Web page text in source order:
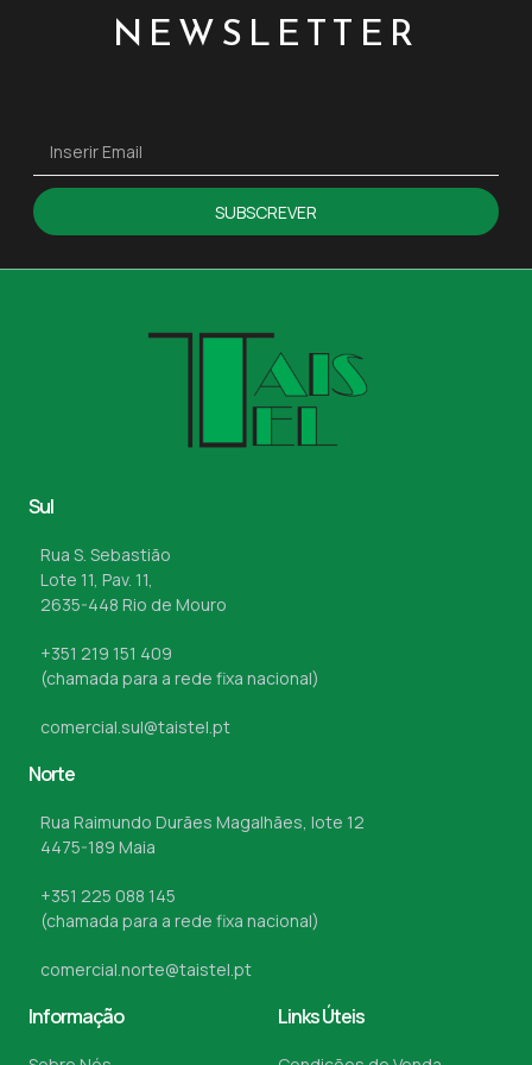
NEWSLETTER
SUBSCREVER
Sul
Rua S. Sebastião
Lote 11, Pav. 11,
2635-448 Rio de Mouro
+351 219 151 409
(chamada para a rede fixa nacional)
comercial.sul@taistel.pt
Norte
Rua Raimundo Durães Magalhães, lote 12
4475-189 Maia
+351 225 088 145
(chamada para a rede fixa nacional)
comercial.norte@taistel.pt
Informação Links Úteis